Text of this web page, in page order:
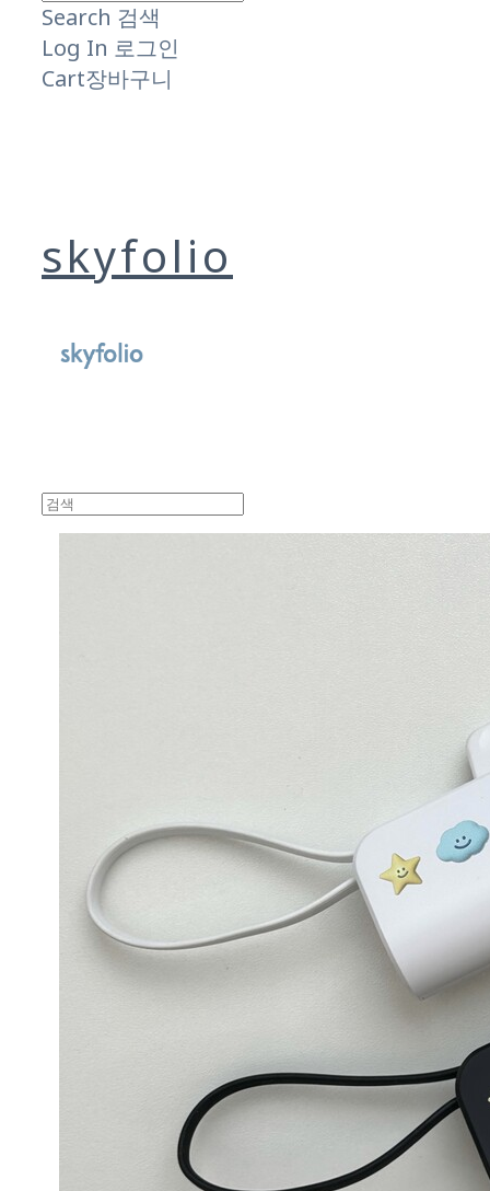
Search 검색
Log In 로그인
Cart장바구니
skyfolio